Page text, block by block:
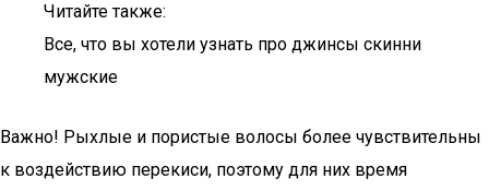
Читайте также:
Все, что вы хотели узнать про джинсы скинни
мужские
Важно! Рыхлые и пористые волосы более чувствительны
к воздействию перекиси, поэтому для них время